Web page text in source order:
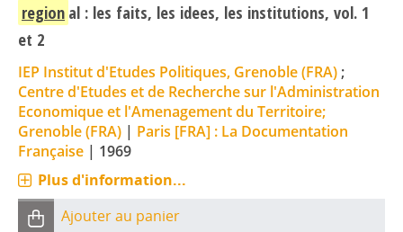
region al : les faits, les idees, les institutions, vol. 1
et 2
IEP Institut d'Etudes Politiques, Grenoble (FRA) ;
Centre d'Etudes et de Recherche sur l'Administration
Economique et l'Amenagement du Territoire;
Grenoble (FRA) | Paris [FRA] : La Documentation
Française | 1969
Plus d'information...
Ajouter au panier